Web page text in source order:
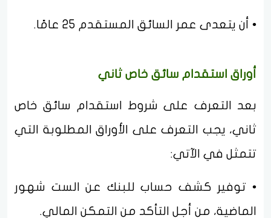
• أن يتعدى عمر السائق المستقدم 25 عامًا.
أوراق استقدام سائق خاص ثاني
بعد التعرف على شروط استقدام سائق خاص
ثاني، يجب التعرف على الأوراق المطلوبة التي
تتمثل في الآتي:
• توفير كشف حساب للبنك عن الست شهور
الماضية، من أجل التأكد من التمكن المالي.